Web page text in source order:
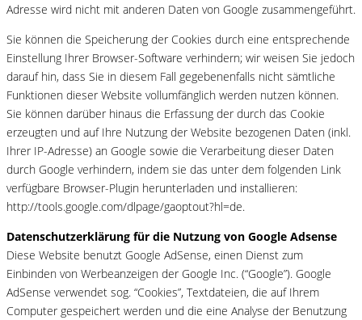
Adresse wird nicht mit anderen Daten von Google zusammengeführt.
Sie können die Speicherung der Cookies durch eine entsprechende
Einstellung Ihrer Browser-Software verhindern; wir weisen Sie jedoch
darauf hin, dass Sie in diesem Fall gegebenenfalls nicht sämtliche
Funktionen dieser Website vollumfänglich werden nutzen können.
Sie können darüber hinaus die Erfassung der durch das Cookie
erzeugten und auf Ihre Nutzung der Website bezogenen Daten (inkl.
Ihrer IP-Adresse) an Google sowie die Verarbeitung dieser Daten
durch Google verhindern, indem sie das unter dem folgenden Link
verfügbare Browser-Plugin herunterladen und installieren:
http://tools.google.com/dlpage/gaoptout?hl=de.
Datenschutzerklärung für die Nutzung von Google Adsense
Diese Website benutzt Google AdSense, einen Dienst zum
Einbinden von Werbeanzeigen der Google Inc. (“Google”). Google
AdSense verwendet sog. “Cookies”, Textdateien, die auf Ihrem
Computer gespeichert werden und die eine Analyse der Benutzung